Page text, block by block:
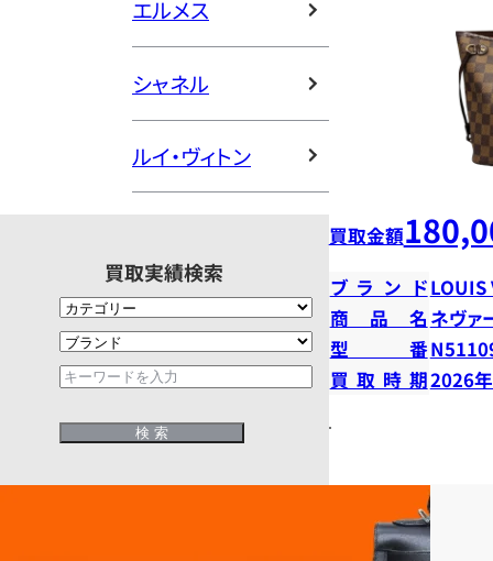
エルメス
シャネル
ルイ・ヴィトン
買取実績検索
買取金額
ブランドLOUIS
商品名 ネヴァ
型番
買取時期2026